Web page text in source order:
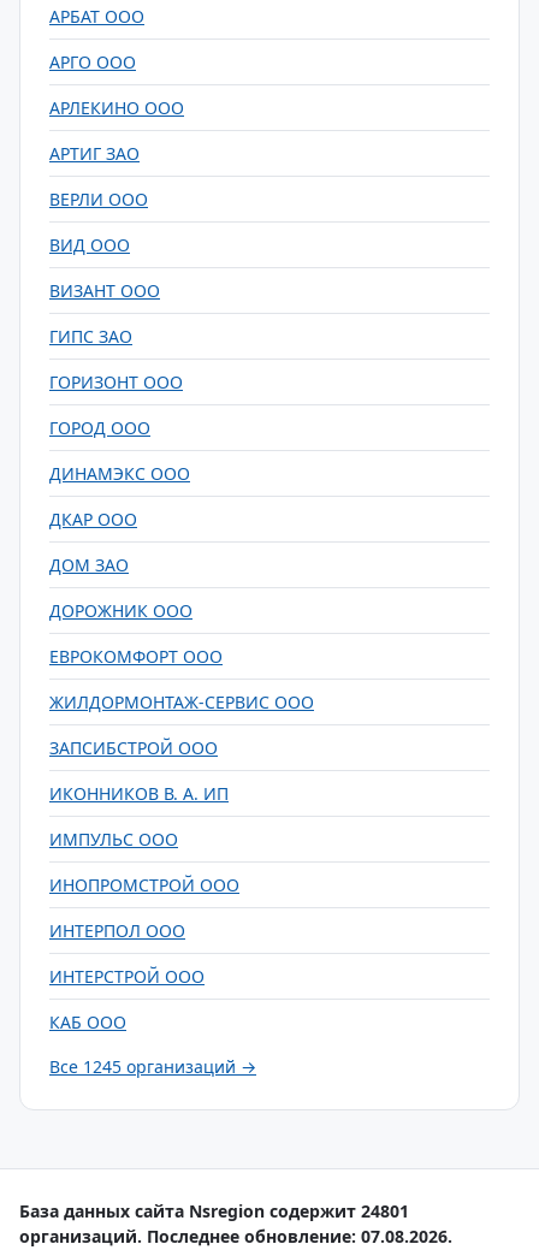
АРБАТ ООО
АРГО ООО
АРЛЕКИНО ООО
АРТИГ ЗАО
ВЕРЛИ ООО
ВИД ООО
ВИЗАНТ ООО
ГИПС ЗАО
ГОРИЗОНТ ООО
ГОРОД ООО
ДИНАМЭКС ООО
ДКАР ООО
ДОМ ЗАО
ДОРОЖНИК ООО
ЕВРОКОМФОРТ ООО
ЖИЛДОРМОНТАЖ-СЕРВИС ООО
ЗАПСИБСТРОЙ ООО
ИКОННИКОВ В. А. ИП
ИМПУЛЬС ООО
ИНОПРОМСТРОЙ ООО
ИНТЕРПОЛ ООО
ИНТЕРСТРОЙ ООО
КАБ ООО
Все 1245 организаций →
База данных сайта Nsregion содержит 24801
организаций. Последнее обновление: 07.08.2026.